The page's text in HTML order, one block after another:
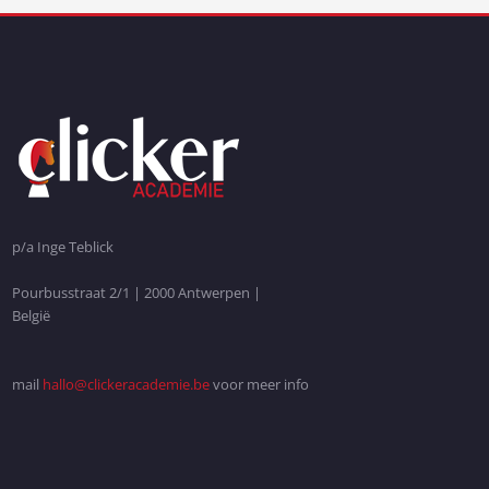
p/a Inge Teblick
Pourbusstraat 2/1 | 2000 Antwerpen |
België
mail hallo@clickeracademie.bevoor meer info